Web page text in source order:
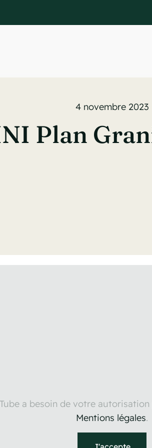
4 novembre 2023
Plan
a besoin de votre
Mentions légales.